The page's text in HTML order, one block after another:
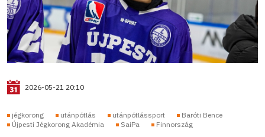
2026-05-21 20:10
jégkorong utánpótlás utánpótlássport
Baróti Bence
Újpesti Jégkorong Akadémia
SaiPa Finnország